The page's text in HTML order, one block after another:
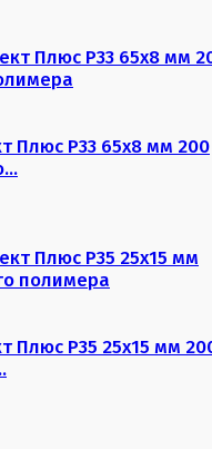
Плюс P33 65х8 мм 200
Плюс P35 25х15 мм